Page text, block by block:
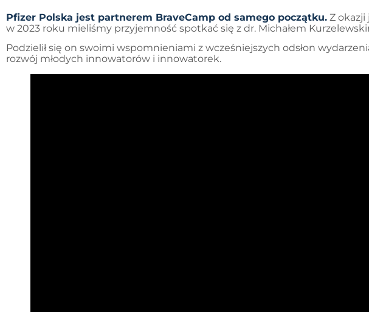
Pfizer Polska jest partnerem BraveCamp od samego początku. Z okazji
w 2023 roku mieliśmy przyjemność spotkać się z dr. Michałem
Podzielił się on swoimi wspomnieniami z wcześniejszych odsłon
rozwój młodych innowatorów i innowatorek.